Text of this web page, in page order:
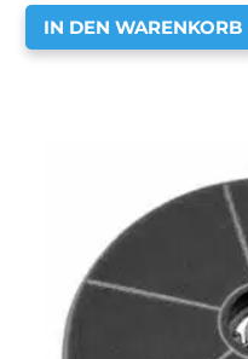
IN DEN WARENKORB